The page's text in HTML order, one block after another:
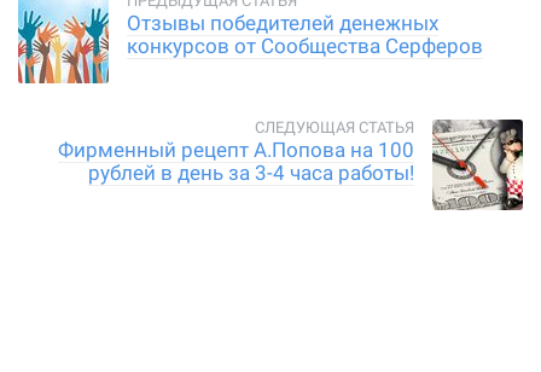
Отзывы победителей денежных
конкурсов от Сообщества Серферов
Фирменный рецепт А.Попова на 100
рублей в день за 3-4 часа работы!